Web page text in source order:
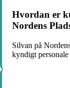
Hvordan er
Nordens
Silvan på
kyndigt